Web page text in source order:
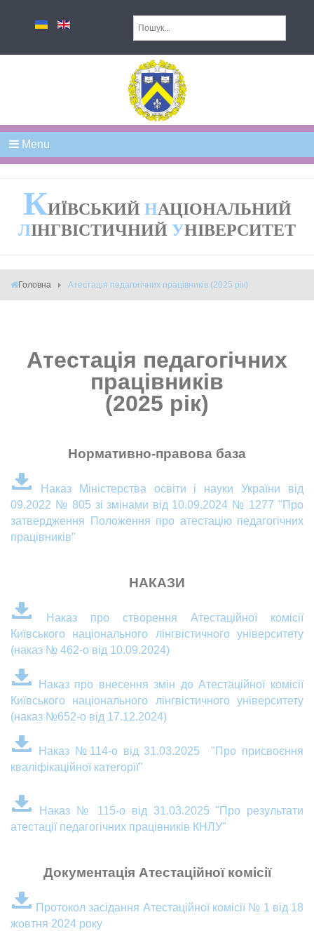
Menu
КИЇВСЬКИЙ НАЦІОНАЛЬНИЙ
ЛІНГВІСТИЧНИЙ УНІВЕРСИТЕТ
Головна Атестація педагогічних працівників (2025 рік)
Атестація педагогічних
працівників
(2025 рік)
Нормативно-правова база
Наказ Міністерства освіти і науки України від
09.2022 № 805 зі змінами від 10.09.2024 № 1277 "Про
затвердження Положення про атестацію педагогічних
працівників"
НАКАЗИ
Наказ про створення Атестаційної комісії
Київського національного лінгвістичного університету
(наказ № 462-о від 10.09.2024)
Наказ про внесення змін до Атестаційної комісії
Київського національного лінгвістичного університету
(наказ №652-о від 17.12.2024)
Наказ №114-о від 31.03.2025 "Про присвоєння
кваліфікаційної категорії"
Наказ № 115-о від 31.03.2025 "Про результати
атестації педагогічних працівників КНЛУ"
Документація Атестаційної комісії
Протокол засідання Атестаційної комісії № 1 від 18
жовтня 2024 року